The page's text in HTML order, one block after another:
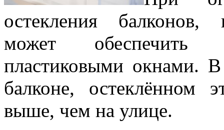
остекления балконов,
может обеспечить
пластиковыми окнами.
балконе, остеклённом
выше, чем на улице.